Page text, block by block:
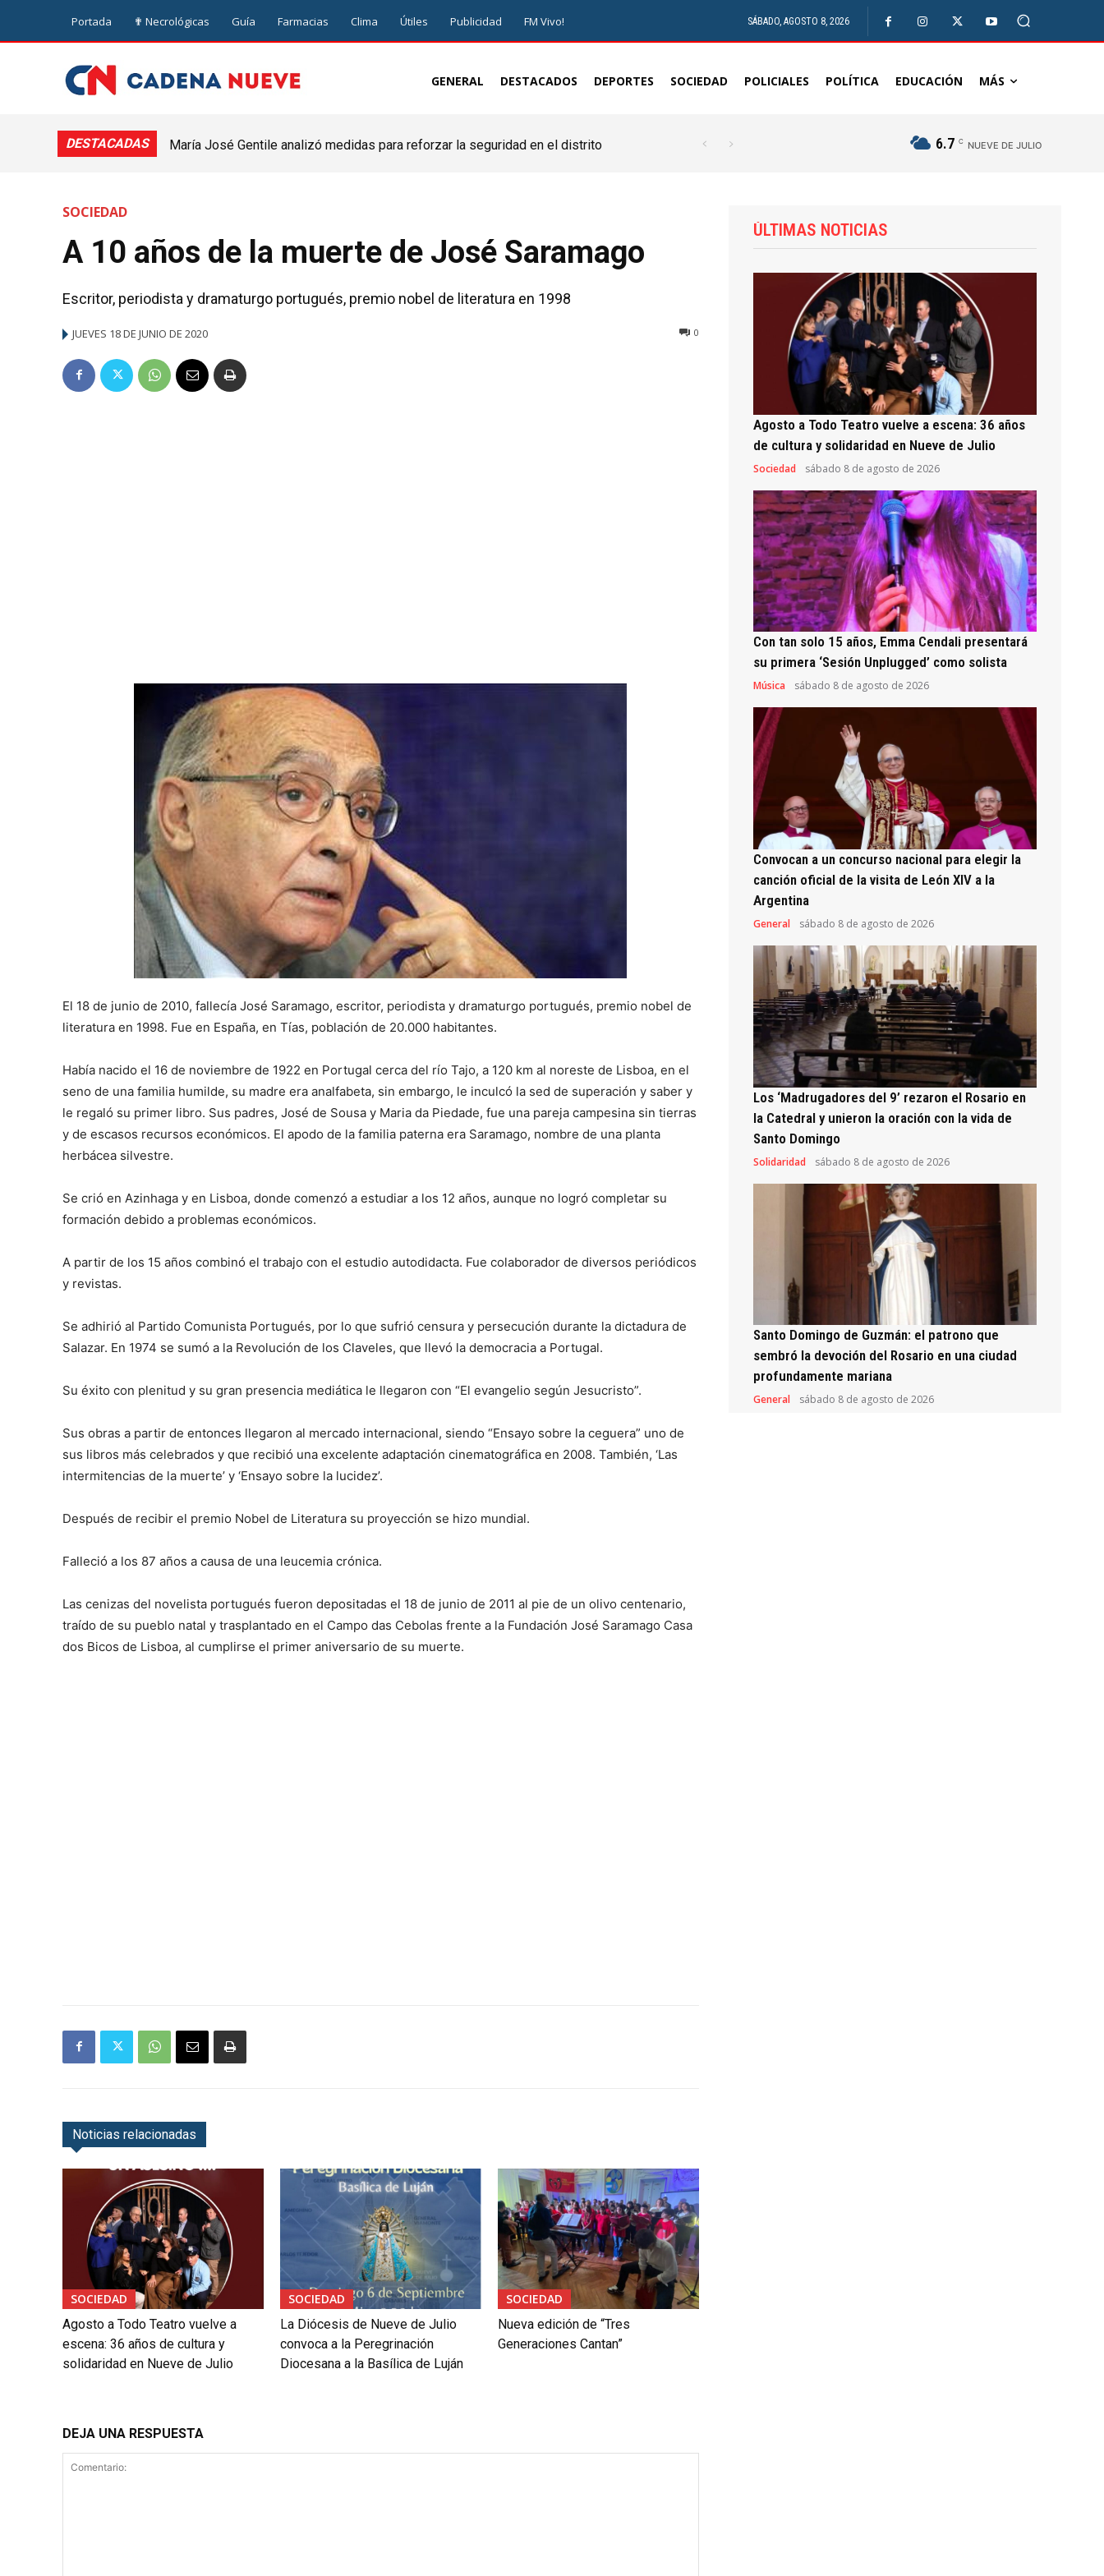
Portada ✟ Necrológicas Guía Farmacias Clima Útiles Publicidad FM Vivo! SÁBADO, AGOSTO 8, 2026
GENERAL DESTACADOS DEPORTES SOCIEDAD POLICIALES POLÍTICA EDUCACIÓN MÁS
DESTACADAS
María José Gentile analizó medidas para reforzar la seguridad en el distrito
6.7 C NUEVE DE JULIO
SOCIEDAD
A 10 años de la muerte de José Saramago
Escritor, periodista y dramaturgo portugués, premio nobel de literatura en 1998
JUEVES 18 DE JUNIO DE 2020 0
El 18 de junio de 2010, fallecía José Saramago, escritor, periodista y dramaturgo portugués, premio nobel de
literatura en 1998. Fue en España, en Tías, población de 20.000 habitantes.
Había nacido el 16 de noviembre de 1922 en Portugal cerca del río Tajo, a 120 km al noreste de Lisboa, en el
seno de una familia humilde, su madre era analfabeta, sin embargo, le inculcó la sed de superación y saber y
le regaló su primer libro. Sus padres, José de Sousa y Maria da Piedade, fue una pareja campesina sin tierras
y de escasos recursos económicos. El apodo de la familia paterna era Saramago, nombre de una planta
herbácea silvestre.
Se crió en Azinhaga y en Lisboa, donde comenzó a estudiar a los 12 años, aunque no logró completar su
formación debido a problemas económicos.
A partir de los 15 años combinó el trabajo con el estudio autodidacta. Fue colaborador de diversos periódicos
y revistas.
Se adhirió al Partido Comunista Portugués, por lo que sufrió censura y persecución durante la dictadura de
Salazar. En 1974 se sumó a la Revolución de los Claveles, que llevó la democracia a Portugal.
Su éxito con plenitud y su gran presencia mediática le llegaron con “El evangelio según Jesucristo”.
Sus obras a partir de entonces llegaron al mercado internacional, siendo “Ensayo sobre la ceguera” uno de
sus libros más celebrados y que recibió una excelente adaptación cinematográfica en 2008. También, ‘Las
intermitencias de la muerte’ y ‘Ensayo sobre la lucidez’.
Después de recibir el premio Nobel de Literatura su proyección se hizo mundial.
Falleció a los 87 años a causa de una leucemia crónica.
Las cenizas del novelista portugués fueron depositadas el 18 de junio de 2011 al pie de un olivo centenario,
traído de su pueblo natal y trasplantado en el Campo das Cebolas frente a la Fundación José Saramago Casa
dos Bicos de Lisboa, al cumplirse el primer aniversario de su muerte.
Noticias relacionadas
SOCIEDAD
Agosto a Todo Teatro vuelve a
escena: 36 años de cultura y
solidaridad en Nueve de Julio
SOCIEDAD
La Diócesis de Nueve de Julio
convoca a la Peregrinación
Diocesana a la Basílica de Luján
SOCIEDAD
Nueva edición de “Tres
Generaciones Cantan”
DEJA UNA RESPUESTA
ÚLTIMAS NOTICIAS
Agosto a Todo Teatro vuelve a escena: 36 años
de cultura y solidaridad en Nueve de Julio
Sociedad sábado 8 de agosto de 2026
Con tan solo 15 años, Emma Cendali presentará
su primera ‘Sesión Unplugged’ como solista
Música sábado 8 de agosto de 2026
Convocan a un concurso nacional para elegir la
canción oficial de la visita de León XIV a la
Argentina
General sábado 8 de agosto de 2026
Los ‘Madrugadores del 9’ rezaron el Rosario en
la Catedral y unieron la oración con la vida de
Santo Domingo
Solidaridad sábado 8 de agosto de 2026
Santo Domingo de Guzmán: el patrono que
sembró la devoción del Rosario en una ciudad
profundamente mariana
General sábado 8 de agosto de 2026